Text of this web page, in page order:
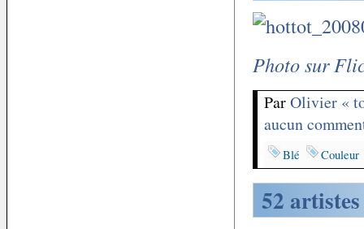
Photo sur
ParOlivier «
aucun
Blé Couleur
52